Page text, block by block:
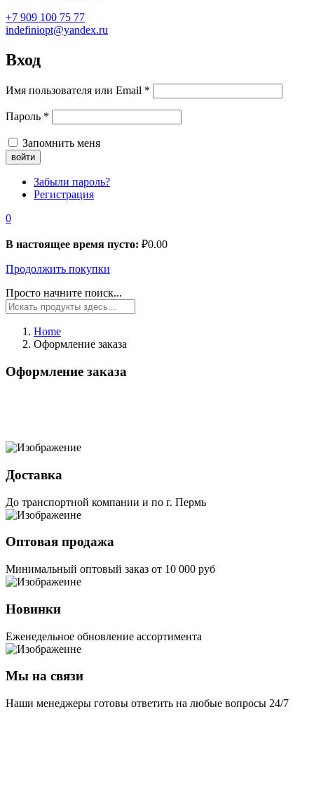
+7 909 100 75 77
indefiniopt@yandex.ru
Вход
Имя пользователя или Email *
Пароль *
Запомнить меня
Забыли пароль?
Регистрация
0
В настоящее время пусто: ₽0.00
Продолжить покупки
Просто начните поиск...
Home
Оформление заказа
Оформление заказа
Доставка
До транспортной компании и по г. Пермь
Оптовая продажа
Минимальный оптовый заказ от 10 000 руб
Новинки
Еженедельное обновление ассортимента
Мы на связи
Наши менеджеры готовы ответить на любые вопросы 24/7